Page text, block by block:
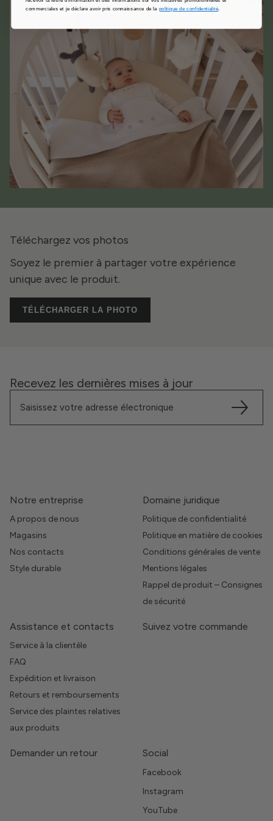
Téléchargez vos photos
Soyez le premier à partager votre expérience
unique avec le produit.
TÉLÉCHARGER LA PHOTO
Recevez les dernières mises à jour
Notre entreprise
A propos de nous
Magasins
Nos contacts
Style durable
Domaine juridique
Politique de confidentialité
Politique en matière de cookies
Conditions générales de vente
Mentions légales
Rappel de produit – Consignes
de sécurité
Assistance et contacts
Service à la clientèle
FAQ
Expédition et livraison
Retours et remboursements
Service des plaintes relatives
aux produits
Suivez votre commande
Demander un retour Social
Facebook
Instagram
YouTube
commerciales et je déclare avoir pris connaissance de la politique de confidentialité